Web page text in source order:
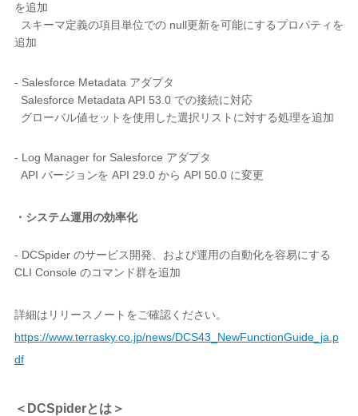
を追加
スキーマ定義の項目単位での null更新を可能にするプロパティを
追加
- Salesforce Metadata アダプタ
Salesforce Metadata API 53.0 での接続に対応
グローバル値セットを使用した選択リストに対する処理を追加
- Log Manager for Salesforce アダプタ
API バージョンを API 29.0 から API 50.0 に変更
・システム運用の効率化
- DCSpider のサービス開発、および運用の自動化を容易にする
CLI Console のコマンド群を追加
詳細はリリースノートをご確認ください。
https://www.terrasky.co.jp/news/DCS43_NewFunctionGuide_ja.p
df
＜DCSpiderとは＞